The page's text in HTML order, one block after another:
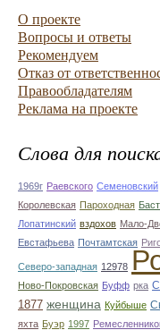
О проекте
Вопросы и ответы
Рекомендуем
Отказ от
Правообладателям
Реклама на проекте
Слова для
1969г Раевского Семеновский
Королевская Пароходная
Лопатинский вздохов Мало-
Евстафьева Почтамтская
Северо-западная 12978
Ново-Покровская Буфф рка
1877 женщина Куйбыше
яхта Буэр 1997